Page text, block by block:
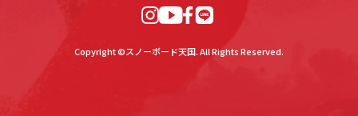
Copyright ©スノーボード天国. All Rights Reserved.